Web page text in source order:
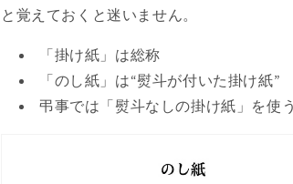
と覚えておくと迷いません。
「掛け紙」は総称
「のし紙」は“熨斗が付いた掛け紙”
弔事では「熨斗なしの掛け紙」を使う